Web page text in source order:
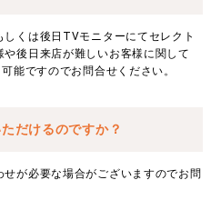
くは後日TVモニターにてセレクト
後日来店が難しいお客様に関して
能ですのでお問合せください。
だけるのですか？
が必要な場合がございますのでお問